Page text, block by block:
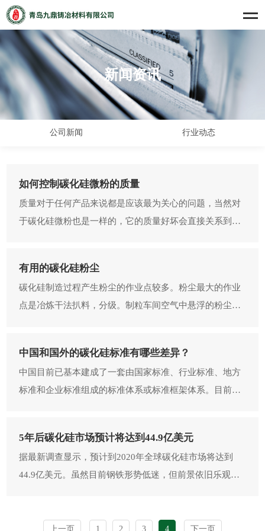
新闻资讯
公司新闻 行业动态
如何控制碳化硅微粉的质量
质量对于任何产品来说都是应该最为关心的问题，当然对
于碳化硅微粉也是一样的，它的质量好坏会直接关系到最
有用的碳化硅粉尘
碳化硅制造过程产生粉尘的作业点较多。粉尘最大的作业
点是冶炼干法扒料，分级。制粒车间空气中悬浮的粉尘粒
中国和国外的碳化硅标准有哪些差异？
中国目前已基本建成了一套由国家标准、行业标准、地方
标准和企业标准组成的标准体系或标准框架体系。目前我
5年后碳化硅市场预计将达到44.9亿美元
据最新调查显示，预计到2020年全球碳化硅市场将达到
44.9亿美元。虽然目前钢铁形势低迷，但前景依旧乐观，
上一页 1 2 3 4 下一页